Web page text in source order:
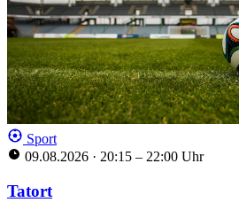
Sport
09.08.2026 · 20:15 – 22:00 Uhr
Tatort